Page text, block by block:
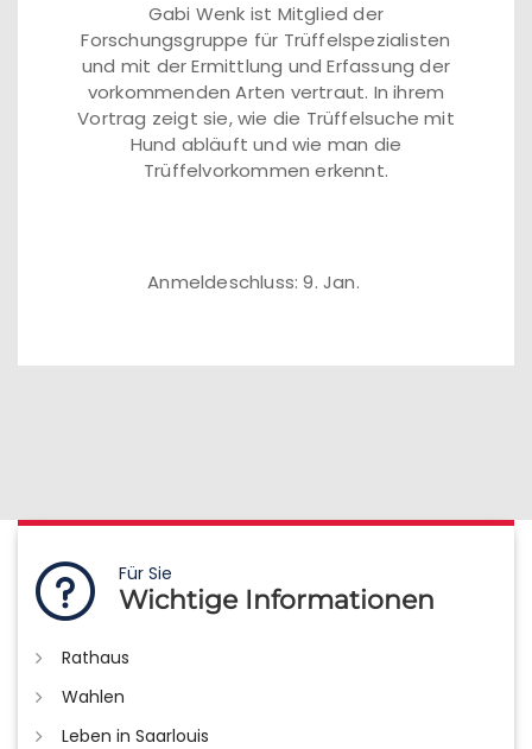
Gabi Wenk ist Mitglied der
Forschungsgruppe für Trüffelspezialisten
und mit der Ermittlung und Erfassung der
vorkommenden Arten vertraut. In ihrem
Vortrag zeigt sie, wie die Trüffelsuche mit
Hund abläuft und wie man die
Trüffelvorkommen erkennt.
Anmeldeschluss: 9. Jan.
Für Sie
Wichtige Informationen
Rathaus
Wahlen
Leben in Saarlouis